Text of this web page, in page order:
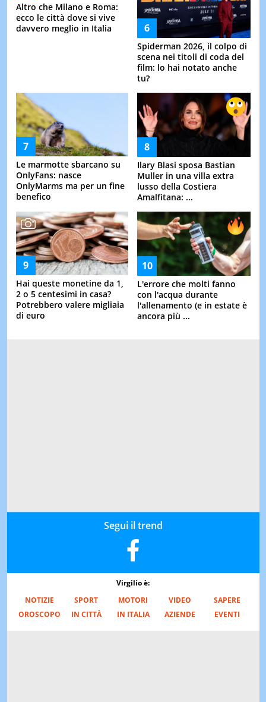
Altro che Milano e Roma:
ecco le città dove si vive
davvero meglio in Italia
Spiderman 2026, il colpo di
scena nei titoli di coda del
film: lo hai notato anche
tu?
Le marmotte sbarcano su
OnlyFans: nasce
OnlyMarms ma per un fine
benefico
Ilary Blasi sposa Bastian
Muller in una villa extra
lusso della Costiera
Amalfitana: ...
Hai queste monetine da 1,
2 o 5 centesimi in casa?
Potrebbero valere migliaia
di euro
L'errore che molti fanno
con l'acqua durante
l'allenamento (e in estate è
ancora più ...
Segui il trend
Virgilio è:
NOTIZIE
SPORT MOTORI VIDEO
SAPERE
OROSCOPO
IN CITTÀ IN ITALIA AZIENDE EVENTI